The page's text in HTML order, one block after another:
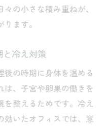
の小さな積み重ねが、
ます。
冷え対策
の時期に身体を温める
は、子宮や卵巣の働きを
を整えるためです。冷え
効いたオフィスでは、意